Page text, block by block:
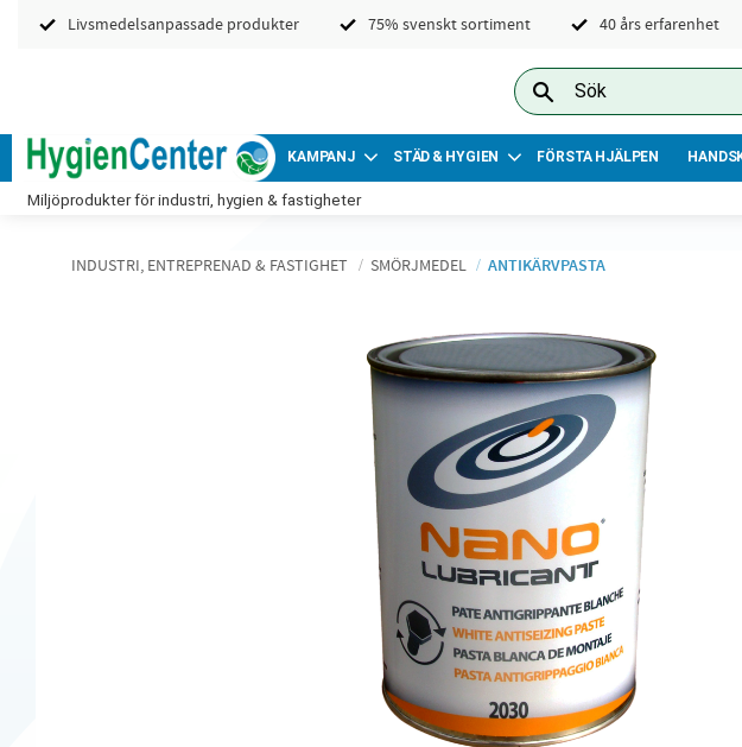
Livsmedelsanpassade produkter 75% svenskt sortiment 40 års erfarenhet
KAMPANJ STÄD & HYGIEN FÖRSTA HJÄLPEN
Miljöprodukter för industri, hygien & fastigheter
INDUSTRI, ENTREPRENAD & FASTIGHET SMÖRJMEDEL ANTIKÄRVPASTA